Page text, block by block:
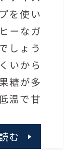
を使い
ーなガ
しょう
いから
糖が多
温で甘
む